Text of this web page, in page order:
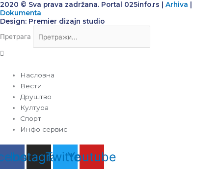
2020 © Sva prava zadržana. Portal 025info.rs | Arhiva
Dokumenta
Design: Premier dizajn studio
Претрага
Насловна
Вести
Друштво
Култура
Спорт
Инфо сервис
Instagram
TwitterYoutube